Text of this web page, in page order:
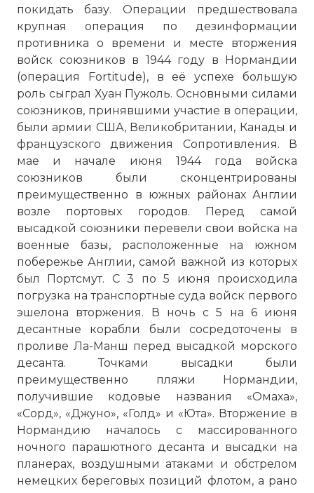
покидать базу. Операции предшествовала
крупная операция по дезинформации
противника о времени и месте вторжения
войск союзников в 1944 году в Нормандии
(операция Fortitude), в её успехе большую
роль сыграл Хуан Пужоль. Основными силами
союзников, принявшими участие в операции,
были армии США, Великобритании, Канады и
французского движения Сопротивления. В
мае и начале июня 1944 года войска
союзников были сконцентрированы
преимущественно в южных районах Англии
возле портовых городов. Перед самой
высадкой союзники перевели свои войска на
военные базы, расположенные на южном
побережье Англии, самой важной из которых
был Портсмут. С 3 по 5 июня происходила
погрузка на транспортные суда войск первого
эшелона вторжения. В ночь с 5 на 6 июня
десантные корабли были сосредоточены в
проливе Ла-Манш перед высадкой морского
десанта. Точками высадки были
преимущественно пляжи Нормандии,
получившие кодовые названия «Омаха»,
«Сорд», «Джуно», «Голд» и «Юта». Вторжение в
Нормандию началось с массированного
ночного парашютного десанта и высадки на
планерах, воздушными атаками и обстрелом
немецких береговых позиций флотом, а рано